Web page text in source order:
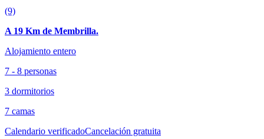
(9)
A 19 Km de Membrilla.
Alojamiento entero
7 - 8 personas
3 dormitorios
7 camas
Calendario verificadoCancelación gratuita